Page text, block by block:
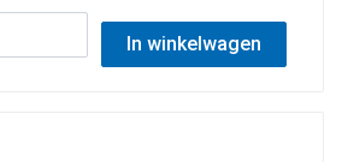
In winkelwagen